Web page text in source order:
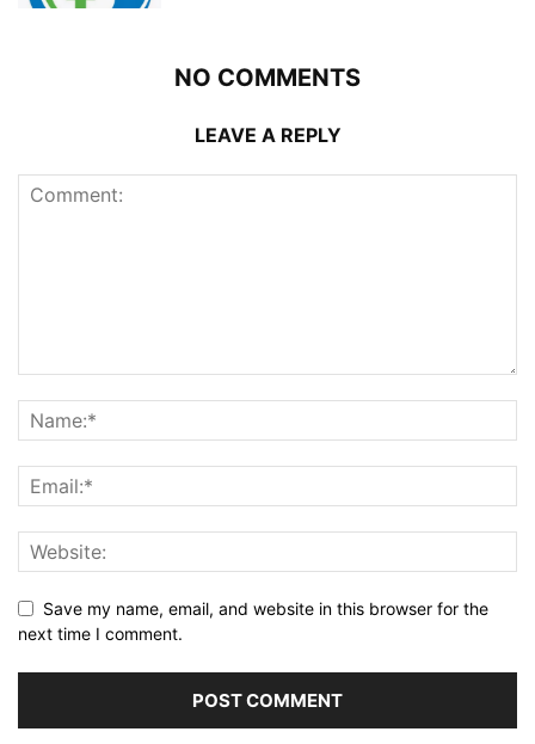
NO COMMENTS
LEAVE A REPLY
Save my name, email, and website in this browser for the
next time I comment.